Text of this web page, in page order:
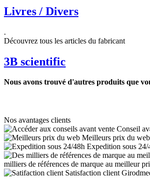
Livres / Divers
.
Découvrez tous les articles du fabricant
3B scientific
Nous avons trouvé d'autres produits que
Nos avantages clients
Conseil
Meilleurs prix du web
Expedition sous 24/
milliers de références de marque au meilleur
Satisfaction client